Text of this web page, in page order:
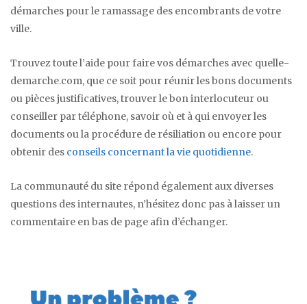
démarches pour le ramassage des encombrants de votre
ville.
Trouvez toute l’aide pour faire vos démarches avec quelle-
demarche.com, que ce soit pour réunir les bons documents
ou pièces justificatives, trouver le bon interlocuteur ou
conseiller par téléphone, savoir où et à qui envoyer les
documents ou la procédure de résiliation ou encore pour
obtenir des conseils concernant la vie quotidienne.
La communauté du site répond également aux diverses
questions des internautes, n’hésitez donc pas à laisser un
commentaire en bas de page afin d’échanger.